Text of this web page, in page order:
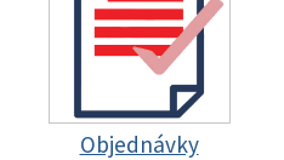
Objednávky